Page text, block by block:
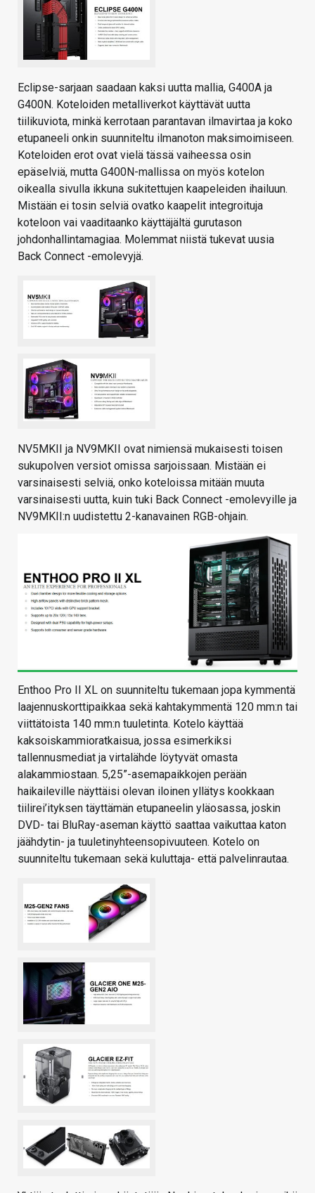
Eclipse-sarjaan saadaan kaksi uutta mallia, G400A ja
G400N. Koteloiden metalliverkot käyttävät uutta
tiilikuviota, minkä kerrotaan parantavan ilmavirtaa ja koko
etupaneeli onkin suunniteltu ilmanoton maksimoimiseen.
Koteloiden erot ovat vielä tässä vaiheessa osin
epäselviä, mutta G400N-mallissa on myös kotelon
oikealla sivulla ikkuna sukitettujen kaapeleiden ihailuun.
Mistään ei tosin selviä ovatko kaapelit integroituja
koteloon vai vaaditaanko käyttäjältä gurutason
johdonhallintamagiaa. Molemmat niistä tukevat uusia
Back Connect -emolevyjä.
NV5MKII ja NV9MKII ovat nimiensä mukaisesti toisen
sukupolven versiot omissa sarjoissaan. Mistään ei
varsinaisesti selviä, onko koteloissa mitään muuta
varsinaisesti uutta, kuin tuki Back Connect -emolevyille ja
NV9MKII:n uudistettu 2-kanavainen RGB-ohjain.
Enthoo Pro II XL on suunniteltu tukemaan jopa kymmentä
laajennuskorttipaikkaa sekä kahtakymmentä 120 mm:n tai
viittätoista 140 mm:n tuuletinta. Kotelo käyttää
kaksoiskammioratkaisua, jossa esimerkiksi
tallennusmediat ja virtalähde löytyvät omasta
alakammiostaan. 5,25”-asemapaikkojen perään
haikaileville näyttäisi olevan iloinen yllätys kookkaan
tiilirei’ityksen täyttämän etupaneelin yläosassa, joskin
DVD- tai BluRay-aseman käyttö saattaa vaikuttaa katon
jäähdytin- ja tuuletinyhteensopivuuteen. Kotelo on
suunniteltu tukemaan sekä kuluttaja- että palvelinrautaa.